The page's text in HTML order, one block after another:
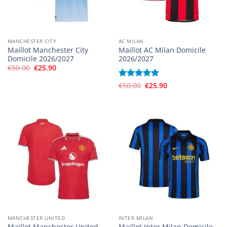
MANCHESTER CITY
Maillot Manchester City
Domicile 2026/2027
€50.00 Le
€25.90Le
AC MILAN
Maillot AC Milan Domicile
2026/2027
Note5 sur
€50.00 Le
€25.90Le
MANCHESTER UNITED INTER MILAN